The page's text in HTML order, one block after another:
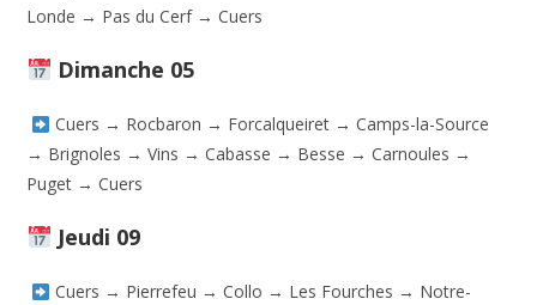
Londe → Pas du Cerf → Cuers
Dimanche 05
Cuers → Rocbaron → Forcalqueiret → Camps-la-Source
→ Brignoles → Vins → Cabasse → Besse → Carnoules →
Puget → Cuers
Jeudi 09
Cuers → Pierrefeu → Collo → Les Fourches → Notre-